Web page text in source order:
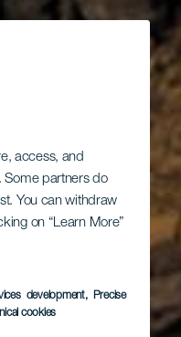
access, and
Some partners do
You can withdraw
on “Learn More”
development, Precise
cookies